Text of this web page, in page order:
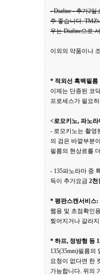
- Diafine - 추가2일
주 좋습니다. TMZ
우는 Diafine으로
이외의 약품이나
* 적외선 흑백필름
이제는 단종된 코
프로세스가 필요
<로모키노, 파노라
- 로모키노는 촬영
의 검은 바깥부분
필름의 현상료를
- 135파노라마 중
득이 추가요금 2천
* 평판스캔서비스:
웹용 및 초점확인
찢어지거나 갈라
* 하프, 정방형 등
135(35mm)필름
요청이 없다면 한
가능합니다. 위의